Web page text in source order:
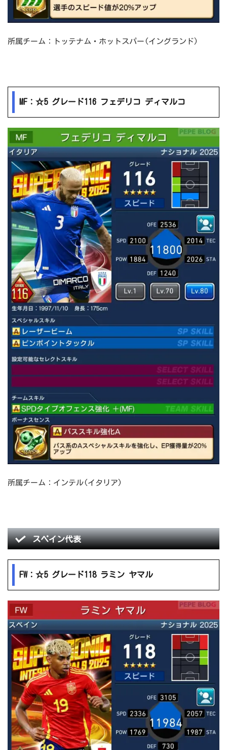
所属チーム：トッテナム・ホットスパー(イングランド)
MF：☆5 グレード116 フェデリコ ディマルコ
所属チーム：インテル(イタリア)
スペイン代表
FW：☆5 グレード118 ラミン ヤマル